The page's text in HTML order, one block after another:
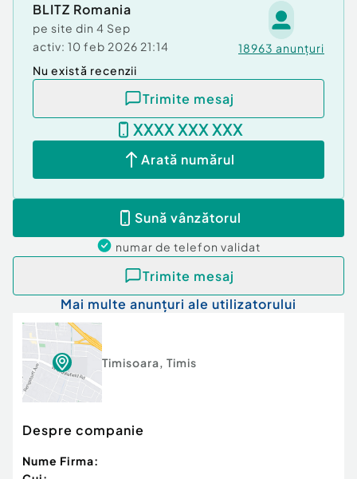
BLITZ Romania
pe site din 4 Sep
activ: 10 feb 2026 21:14 18963 anunțuri
Nu există recenzii
Trimite mesaj
XXXX XXX XXX
Arată numărul
Sună vânzătorul
numar de telefon validat
Trimite mesaj
Mai multe anunțuri ale utilizatorului
Timisoara, Timis
Despre companie
Nume Firma: